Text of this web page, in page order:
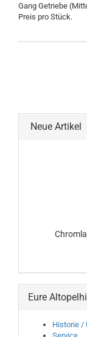
Gang Getriebe
Preis pro Stück.
Neue Artikel
Eure
Historie /